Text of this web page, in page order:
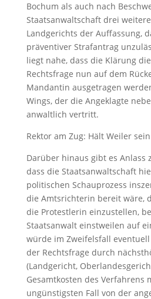
Bochum als auch nach
Staatsanwaltschaft drei
Landgerichts der Auffassung,
präventiver Strafantrag
liegt nahe, dass die Klärung
Rechtsfrage nun auf dem
Mandantin ausgetragen
Wings, der die Angeklagte
anwaltlich vertritt.
Rektor am Zug: Hält Weiler
Darüber hinaus gibt es Anlass
dass die Staatsanwaltschaft
politischen Schauprozess
die Amtsrichterin bereit wäre,
die Protestlerin einzustellen,
Staatsanwalt einstweilen auf
würde im Zweifelsfall
der Rechtsfrage durch
(Landgericht,
Gesamtkosten des Verfahrens
ungünstigsten Fall von der